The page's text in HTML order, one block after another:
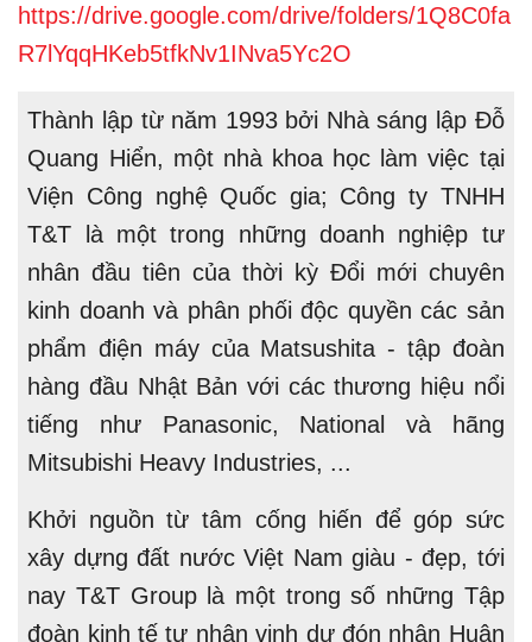
https://drive.google.com/drive/folders/1Q8C0fa
R7lYqqHKeb5tfkNv1INva5Yc2O
Thành lập từ năm 1993 bởi Nhà sáng lập Đỗ
Quang Hiển, một nhà khoa học làm việc tại
Viện Công nghệ Quốc gia; Công ty TNHH
T&T là một trong những doanh nghiệp tư
nhân đầu tiên của thời kỳ Đổi mới chuyên
kinh doanh và phân phối độc quyền các sản
phẩm điện máy của Matsushita - tập đoàn
hàng đầu Nhật Bản với các thương hiệu nổi
tiếng như Panasonic, National và hãng
Mitsubishi Heavy Industries, ...
Khởi nguồn từ tâm cống hiến để góp sức
xây dựng đất nước Việt Nam giàu - đẹp, tới
nay T&T Group là một trong số những Tập
đoàn kinh tế tư nhân vinh dự đón nhận Huân